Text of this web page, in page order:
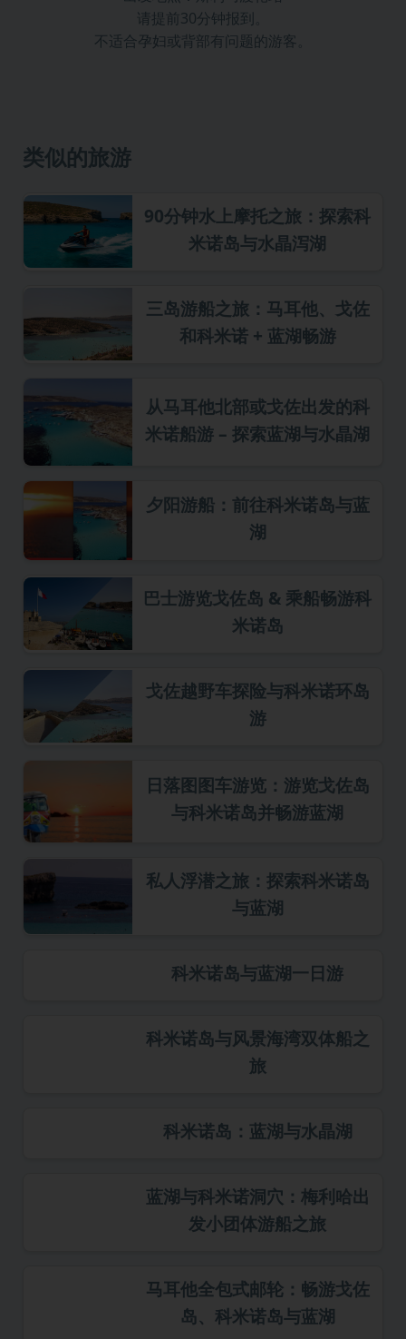
请提前30分钟报到。
不适合孕妇或背部有问题的游客。
类似的旅游
90分钟水上摩托之旅：探索科
米诺岛与水晶泻湖
三岛游船之旅：马耳他、戈佐
和科米诺 + 蓝湖畅游
从马耳他北部或戈佐出发的科
米诺船游 – 探索蓝湖与水晶湖
夕阳游船：前往科米诺岛与蓝
湖
巴士游览戈佐岛 & 乘船畅游科
米诺岛
戈佐越野车探险与科米诺环岛
游
日落图图车游览：游览戈佐岛
与科米诺岛并畅游蓝湖
私人浮潜之旅：探索科米诺岛
与蓝湖
科米诺岛与蓝湖一日游
科米诺岛与风景海湾双体船之
旅
科米诺岛：蓝湖与水晶湖
蓝湖与科米诺洞穴：梅利哈出
发小团体游船之旅
马耳他全包式邮轮：畅游戈佐
岛、科米诺岛与蓝湖